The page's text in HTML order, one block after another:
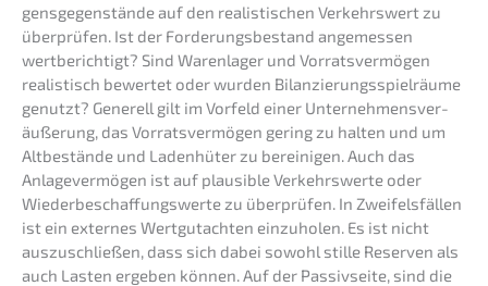
gens­ge­gen­stän­de auf den realis­ti­schen Verkehrs­wert zu
überprü­fen. Ist der Forde­rungs­be­stand angemes­sen
wertbe­rich­tigt? Sind Waren­la­ger und Vorrats­ver­mö­gen
realis­tisch bewer­tet oder wurden Bilan­zie­rungs­spiel­räu­me
genutzt? Generell gilt im Vorfeld einer Unter­neh­mens­ver­
äu­ße­rung, das Vorrats­ver­mö­gen gering zu halten und um
Altbe­stän­de und Laden­hü­ter zu berei­ni­gen. Auch das
Anlage­ver­mö­gen ist auf plausi­ble Verkehrs­wer­te oder
Wieder­be­schaf­fungs­wer­te zu überprü­fen. In Zweifels­fäl­len
ist ein exter­nes Wertgut­ach­ten einzu­ho­len. Es ist nicht
auszu­schlie­ßen, dass sich dabei sowohl stille Reser­ven als
auch Lasten ergeben können. Auf der Passiv­sei­te, sind die